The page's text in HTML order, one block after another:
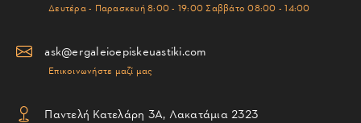
Δευτέρα - Παρασκευή 8:00 - 19:00 Σαββάτο 08:00 - 14:00
ask@ergaleioepiskeuastiki.com
Επικοινωνήστε μαζί μας
Παντελή Κατελάρη 3Α, Λακατάμια 2323